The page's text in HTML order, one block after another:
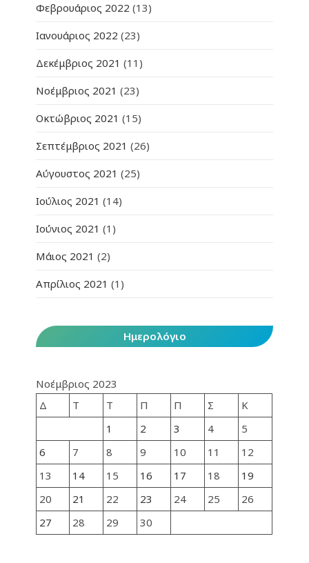
Φεβρουάριος 2022 (13)
Ιανουάριος 2022 (23)
Δεκέμβριος 2021 (11)
Νοέμβριος 2021 (23)
Οκτώβριος 2021 (15)
Σεπτέμβριος 2021 (26)
Αύγουστος 2021 (25)
Ιούλιος 2021 (14)
Ιούνιος 2021 (1)
Μάιος 2021 (2)
Απρίλιος 2021 (1)
Ημερολόγιο
Νοέμβριος 2023
Δ
Τ Τ Π Π Σ
Κ
1
2 3 4
5
6
7 8 9 10 11
12
13
14 15 16 17 18
19
20
21 22 23 24 25
26
27
28 29 30